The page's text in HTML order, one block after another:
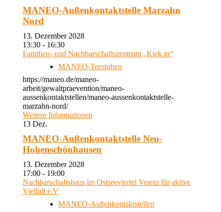
MANEO-Außenkontaktstelle Marzahn
Nord
13. Dezember 2028
13:30 - 16:30
Familien- und Nachbarschaftszentrum „Kiek in“
MANEO-Teestuben
https://maneo.de/maneo-
arbeit/gewaltpraevention/maneo-
aussenkontaktstellen/maneo-aussenkontaktstelle-
marzahn-nord/
Weitere Informationen
13 Dez.
MANEO-Außenkontaktstelle Neu-
Hohenschönhausen
13. Dezember 2028
17:00 - 19:00
Nachbarschaftshaus im Ostseeviertel Verein für aktive
Vielfalt e.V
MANEO-Außenkontaktstellen